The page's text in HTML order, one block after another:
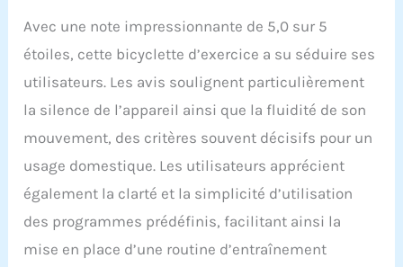
Avec une note impressionnante de 5,0 sur 5
étoiles, cette bicyclette d’exercice a su séduire ses
utilisateurs. Les avis soulignent particulièrement
la silence de l’appareil ainsi que la fluidité de son
mouvement, des critères souvent décisifs pour un
usage domestique. Les utilisateurs apprécient
également la clarté et la simplicité d’utilisation
des programmes prédéfinis, facilitant ainsi la
mise en place d’une routine d’entraînement